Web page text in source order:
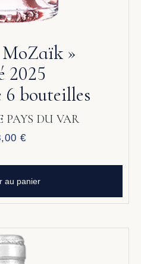
MoZaïk »
2025
bouteilles
PAYS DU VAR
€
au panier